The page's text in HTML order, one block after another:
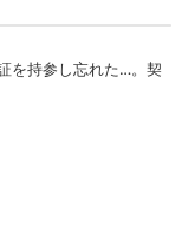
を持参し忘れた…。契